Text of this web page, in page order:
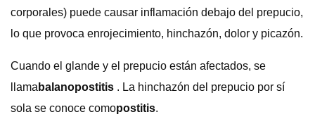
corporales) puede causar inflamación debajo del prepucio,
lo que provoca enrojecimiento, hinchazón, dolor y picazón.
Cuando el glande y el prepucio están afectados, se
llama balanopostitis . La hinchazón del prepucio por sí
sola se conoce comopostitis.